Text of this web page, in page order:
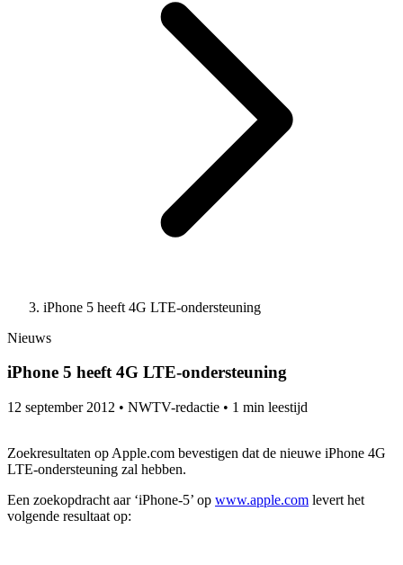
iPhone 5 heeft 4G LTE-ondersteuning
Nieuws
iPhone 5 heeft 4G LTE-ondersteuning
12 september 2012 • NWTV-redactie • 1 min leestijd
Zoekresultaten op Apple.com bevestigen dat de nieuwe iPhone 4G
LTE-ondersteuning zal hebben.
Een zoekopdracht aar ‘iPhone-5’ op www.apple.com levert het
volgende resultaat op: